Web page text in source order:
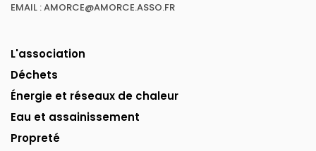
EMAIL : AMORCE@AMORCE.ASSO.FR
L'association
Déchets
Énergie et réseaux de chaleur
Eau et assainissement
Propreté